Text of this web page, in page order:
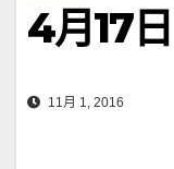
4月17
11月 1, 2016